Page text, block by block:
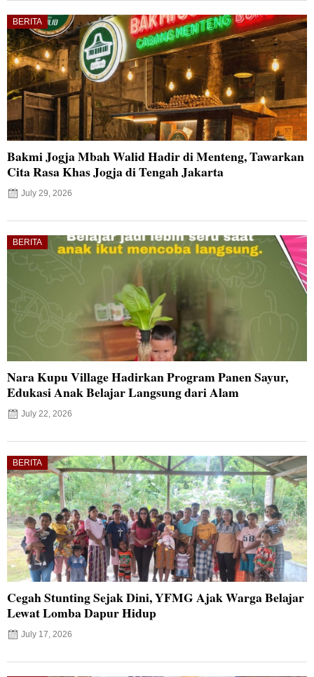
BERITA
Bakmi Jogja Mbah Walid Hadir di Menteng, Tawarkan
Cita Rasa Khas Jogja di Tengah Jakarta
July 29, 2026
BERITA
Nara Kupu Village Hadirkan Program Panen Sayur,
Edukasi Anak Belajar Langsung dari Alam
July 22, 2026
BERITA
Cegah Stunting Sejak Dini, YFMG Ajak Warga Belajar
Lewat Lomba Dapur Hidup
July 17, 2026